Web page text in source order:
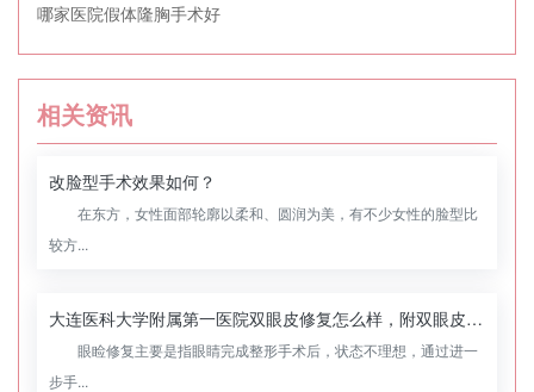
哪家医院假体隆胸手术好
相关资讯
改脸型手术效果如何？
在东方，女性面部轮廓以柔和、圆润为美，有不少女性的脸型比
较方...
大连医科大学附属第一医院双眼皮修复怎么样，附双眼皮修复案例
眼睑修复主要是指眼睛完成整形手术后，状态不理想，通过进一
步手...